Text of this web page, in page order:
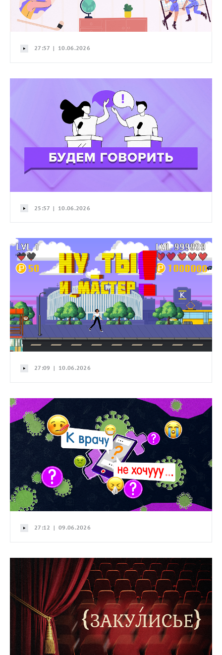
27:57 | 10.06.2026
25:57 | 10.06.2026
27:09 | 10.06.2026
27:12 | 09.06.2026